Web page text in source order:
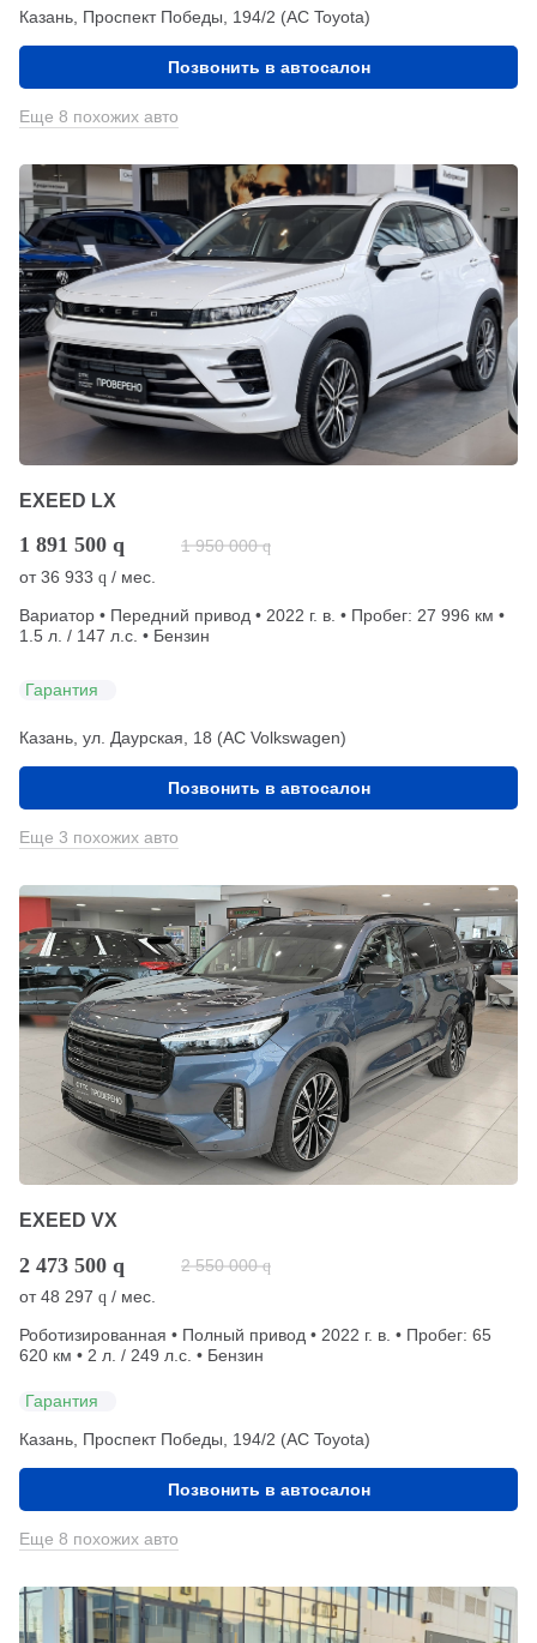
Казань, Проспект Победы, 194/2 (АС Toyota)
Позвонить в автосалон
Еще 8 похожих авто
EXEED LX
1 891 500 q 1 950 000 q
от36 933 q / мес.
Вариатор • Передний привод • 2022 г. в. • Пробег: 27 996 км •
1.5 л. / 147 л.с. • Бензин
Гарантия
Казань, ул. Даурская, 18 (АС Volkswagen)
Позвонить в автосалон
Еще 3 похожих авто
EXEED VX
2 473 500 q 2 550 000 q
от48 297 q / мес.
Роботизированная • Полный привод • 2022 г. в. • Пробег: 65
620 км • 2 л. / 249 л.с. • Бензин
Гарантия
Казань, Проспект Победы, 194/2 (АС Toyota)
Позвонить в автосалон
Еще 8 похожих авто